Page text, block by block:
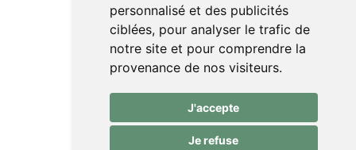
personnalisé et des publicités
ciblées, pour analyser le trafic de
notre site et pour comprendre la
provenance de nos visiteurs.
J'accepte
Je refuse
Livraison cyclo-urbaines à Liège
avec :
Service professionnel et
écologique de livraisons rapides
et fiables.